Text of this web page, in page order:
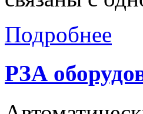
Подробнее
РЗА